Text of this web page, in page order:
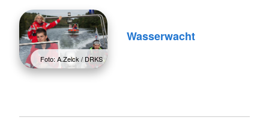
Foto: A.Zelck / DRKS
Wasserwacht